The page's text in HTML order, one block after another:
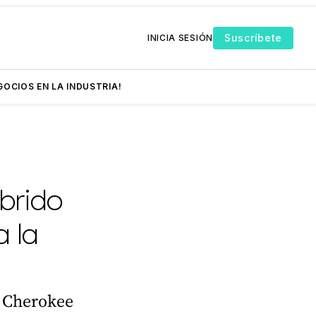
INICIA SESIÓN Suscríbete
EN LA INDUSTRIA!
la